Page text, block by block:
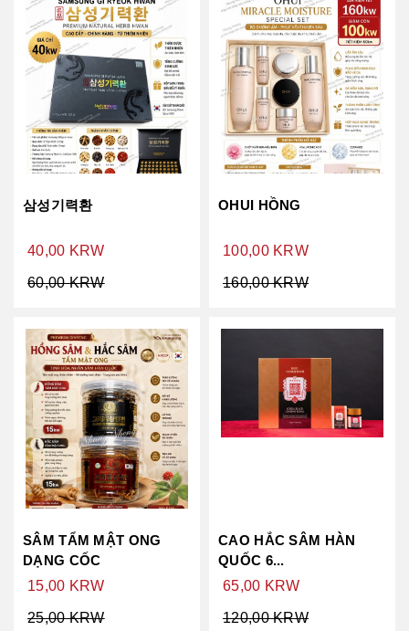
삼성기력환
40,00 KRW
60,00 KRW
OHUI HỒNG
100,00 KRW
160,00 KRW
SÂM TẨM MẬT ONG
DẠNG CỐC
15,00 KRW
25,00 KRW
CAO HẮC SÂM HÀN
QUỐC 6...
65,00 KRW
120,00 KRW